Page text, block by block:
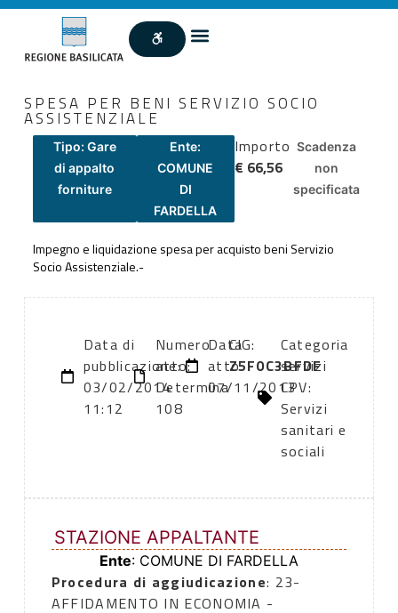
SPESA PER BENI SERVIZIO SOCIO
ASSISTENZIALE
Tipo: Gare
di appalto
forniture
Ente:
COMUNE
DI
FARDELLA
Importo
€ 66,56
Scadenza
non
specificata
Impegno e liquidazione spesa per acquisto beni Servizio
Socio Assistenziale.-
Data di
pubblicazione:
03/02/2014
11:12
Numero
atto:
Determina
108
Data
atto:
07/11/2013
CIG:
Z5F0C3BFDF
Categoria
servizi
CPV:
Servizi
sanitari e
sociali
STAZIONE APPALTANTE
Ente: COMUNE DI FARDELLA
Procedura di aggiudicazione: 23-
AFFIDAMENTO IN ECONOMIA -